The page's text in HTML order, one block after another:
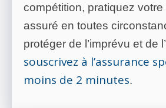
compétition, pratiquez
assuré en toutes
protéger de l’imprévu et de
souscrivez à l’assurance
moins de 2 minutes.